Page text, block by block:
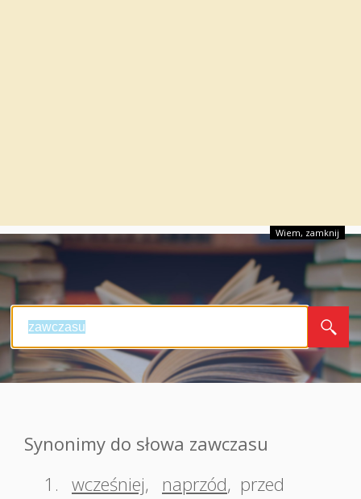
Wiem, zamknij
Synonimy do słowa zawczasu
1. wcześniej, naprzód, przed